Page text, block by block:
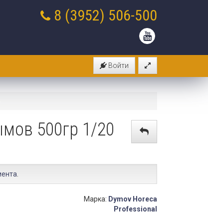
8 (3952) 506-500
Войти
500гр 1/20
Марка: Dymov Horeca
Professional